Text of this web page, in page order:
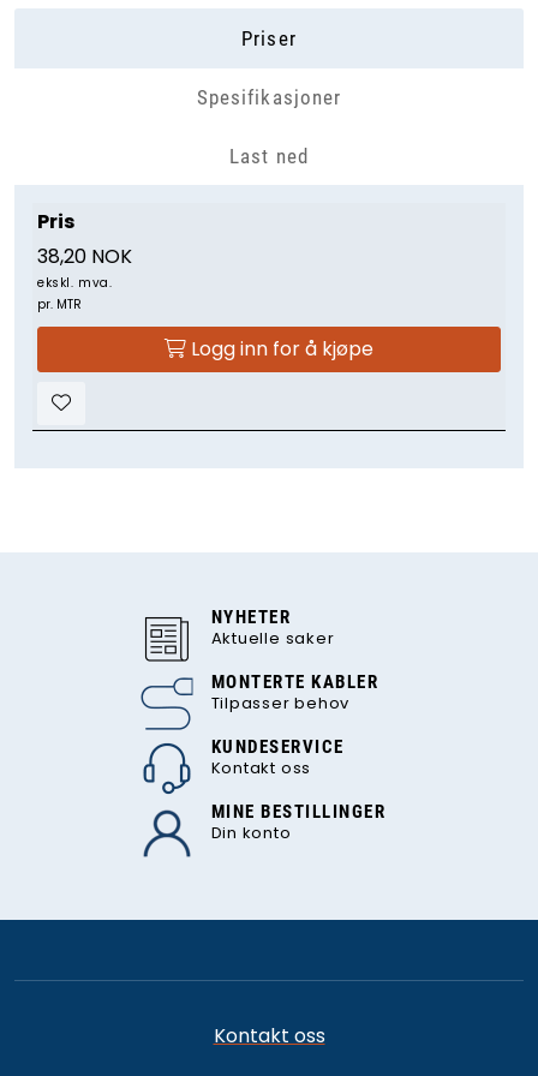
Priser
Spesifikasjoner
Last ned
Pris
38,20 NOK
ekskl. mva.
pr. MTR
Logg inn for å kjøpe
NYHETER
Aktuelle saker
MONTERTE KABLER
Tilpasser behov
KUNDESERVICE
Kontakt oss
MINE BESTILLINGER
Din konto
Kontakt oss